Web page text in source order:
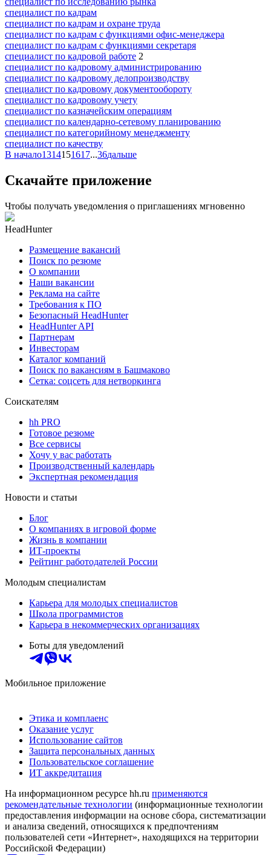
специалист по кадрам
специалист по кадрам и охране труда
специалист по кадрам с функциями офис-менеджера
специалист по кадрам с функциями секретаря
специалист по кадровой работе 2
специалист по кадровому администрированию
специалист по кадровому делопроизводству
специалист по кадровому документообороту
специалист по кадровому учету
специалист по казначейским операциям
специалист по календарно-сетевому планированию
специалист по категорийному менеджменту
специалист по качеству
В начало1314151617...36дальше
Скачайте приложение
Чтобы получать уведомления о приглашениях мгновенно
HeadHunter
Размещение вакансий
Поиск по резюме
О компании
Наши вакансии
Реклама на сайте
Требования к ПО
Безопасный HeadHunter
HeadHunter API
Партнерам
Инвесторам
Каталог компаний
Поиск по вакансиям в Башмаково
Сетка: соцсеть для нетворкинга
Соискателям
hh PRO
Готовое резюме
Все сервисы
Хочу у вас работать
Производственный календарь
Экспертная рекомендация
Новости и статьи
Блог
О компаниях в игровой форме
Жизнь в компании
ИТ-проекты
Рейтинг работодателей России
Молодым специалистам
Карьера для молодых специалистов
Школа программистов
Карьера в некоммерческих организациях
Боты для уведомлений
Мобильное приложение
Этика и комплаенс
Оказание услуг
Использование сайтов
Защита персональных данных
Пользовательское соглашение
ИТ аккредитация
На информационном ресурсе hh.ru применяются
рекомендательные технологии (информационные технологии
предоставления информации на основе сбора, систематизации
и анализа сведений, относящихся к предпочтениям
пользователей сети «Интернет», находящихся на территории
Российской Федерации)